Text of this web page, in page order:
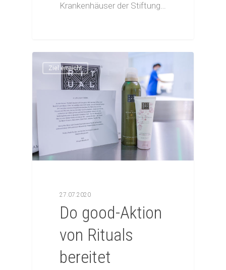
Krankenhäuser der Stiftung…
Ziel erreicht
27.07.2020
Do good-Aktion
von Rituals
bereitet